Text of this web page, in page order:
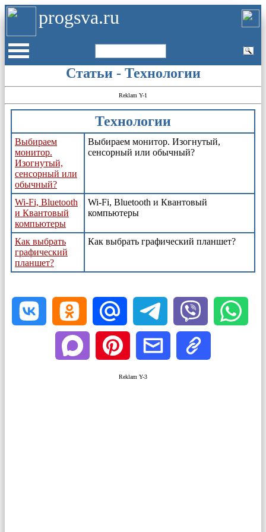
progsva.ru
Статьи - Технологии
Reklam Y-1
Технологии
Выбираем
монитор.
Изогнутый,
сенсорный или
обычный?
Выбираем монитор. Изогнутый,
сенсорный или обычный?
Wi-Fi, Bluetooth
и Квантовый
компьютеры
Wi-Fi, Bluetooth и Квантовый
компьютеры
Как выбрать
графический
планшет?
Как выбрать графический планшет?
Reklam Y-3